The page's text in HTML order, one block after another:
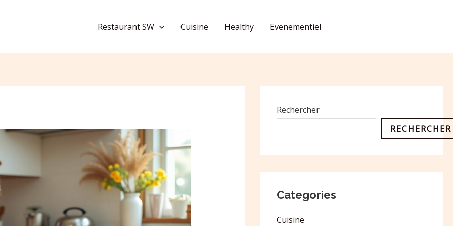
Restaurant SW Cuisine Healthy Evenementiel
Rechercher
RECHERCHER
Categories
Cuisine